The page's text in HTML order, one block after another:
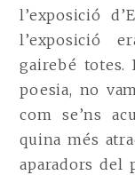
l’exposició
l’exposició
gairebé totes.
poesia, no
com se’ns
quina més
aparadors del